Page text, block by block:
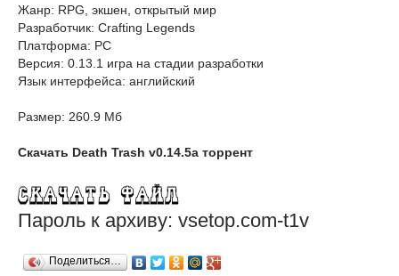
Жанр: RPG, экшен, открытый мир
Разработчик: Crafting Legends
Платформа: PC
Версия: 0.13.1 игра на стадии разработки
Язык интерфейса: английский
Размер: 260.9 Мб
Скачать Death Trash v0.14.5a торрент
Пароль к архиву: vsetop.com-t1v
Поделиться…